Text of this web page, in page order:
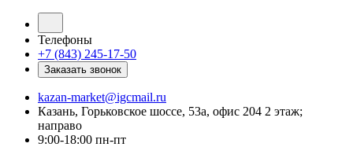
Телефоны
+7 (843) 245-17-50
Заказать звонок
kazan-market@igcmail.ru
Казань, ​Горьковское шоссе, 53а, офис 204 2 этаж;
направо
9:00-18:00 пн-пт